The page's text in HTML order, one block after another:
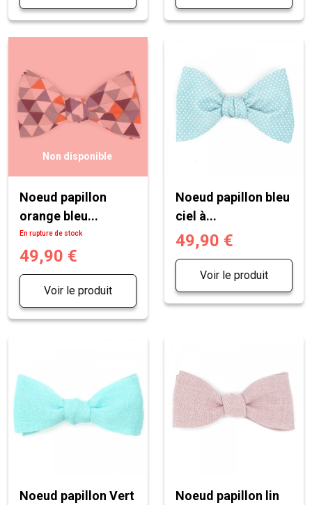
Non disponible
Noeud papillon
orange bleu...
En rupture de stock
49,90 €
Voir le produit
Noeud papillon bleu
ciel à...
49,90 €
Voir le produit
Noeud papillon Vert Noeud papillon lin